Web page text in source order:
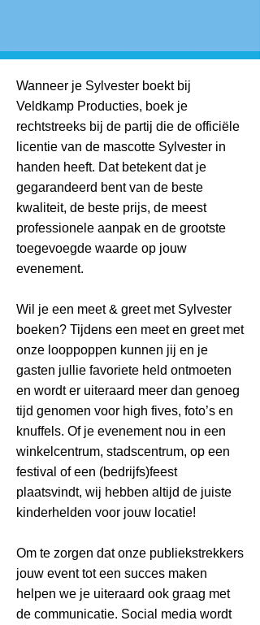
Wanneer je Sylvester boekt bij
Veldkamp Producties, boek je
rechtstreeks bij de partij die de officiële
licentie van de mascotte Sylvester in
handen heeft. Dat betekent dat je
gegarandeerd bent van de beste
kwaliteit, de beste prijs, de meest
professionele aanpak en de grootste
toegevoegde waarde op jouw
evenement.
Wil je een meet & greet met Sylvester
boeken? Tijdens een meet en greet met
onze looppoppen kunnen jij en je
gasten jullie favoriete held ontmoeten
en wordt er uiteraard meer dan genoeg
tijd genomen voor high fives, foto’s en
knuffels. Of je evenement nou in een
winkelcentrum, stadscentrum, op een
festival of een (bedrijfs)feest
plaatsvindt, wij hebben altijd de juiste
kinderhelden voor jouw locatie!
Om te zorgen dat onze publiekstrekkers
jouw event tot een succes maken
helpen we je uiteraard ook graag met
de communicatie. Social media wordt